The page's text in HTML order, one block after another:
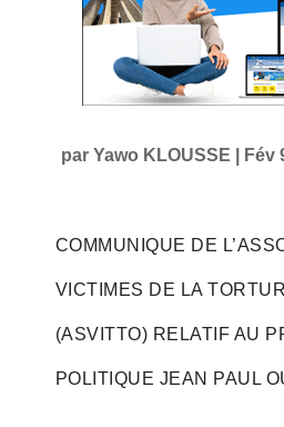
parYawo KLOUSSE Fév
COMMUNIQUE DE
VICTIMES DE LA
(ASVITTO) RELATIF AU
POLITIQUE JEAN PAUL